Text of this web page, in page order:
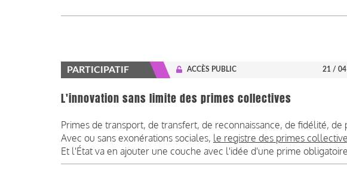
PARTICIPATIF ACCÈS PUBLIC 21 /
L'innovation sans limite des primes collectives
Primes de transport, de transfert, de reconnaissance, de fidélité, de
Avec ou sans exonérations sociales, le registre des primes
Et l'État va en ajouter une couche avec l'idée d'une prime